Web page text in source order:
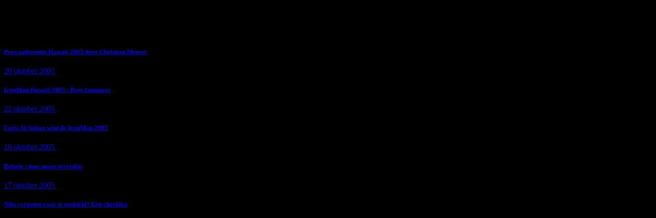
Persconferentie Hawaii 2005 door Christian Meuser
20 oktober 2005
IronMan Hawaii 2005 : Bert Jammaer
22 oktober 2005
Faris Al-Sultan wint de IronMan 2005
16 oktober 2005
Belsele : moe maar tevreden
17 oktober 2005
Niks vergeten voor je wedstijd? Een checklist